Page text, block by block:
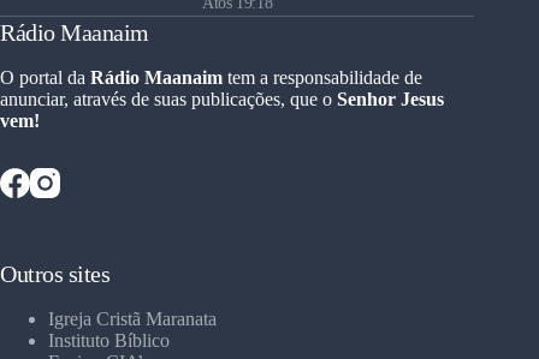
Rádio Maanaim
O portal da Rádio Maanaim tem a responsabilidade de
anunciar, através de suas publicações, que o Senhor Jesus
vem!
Outros sites
Igreja Cristã Maranata
Instituto Bíblico